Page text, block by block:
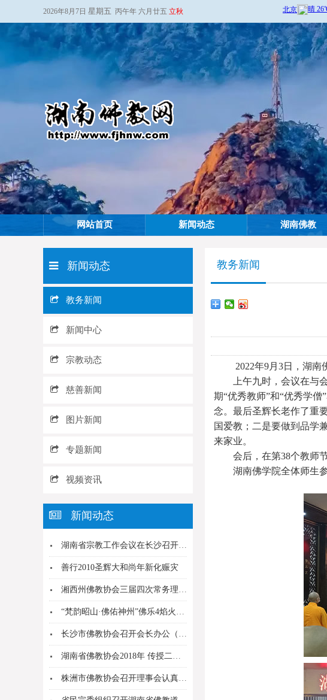
2026年8月7日 星期五 丙午年 六月廿五 立秋
网站首页 新闻动态 湖南佛教
新闻动态
教务新闻
新闻中心
宗教动态
慈善新闻
图片新闻
专题新闻
视频资讯
新闻动态
湖南省宗教工作会议在长沙召开 张庆伟出席并讲话...
善行2010圣辉大和尚年新化赈灾
湘西州佛教协会三届四次常务理事会扩大会议在吉首...
“梵韵昭山·佛佑神州”佛乐4焰火晚会
长沙市佛教协会召开会长办公（扩大）会议
湖南省佛教协会2018年 传授二部僧三坛大戒活...
株洲市佛教协会召开理事会认真学习传达全国宗教工...
教务新闻
2022年9月3日，湖南佛
上午九时，会议在与会
期“优秀教师”和“优秀学
念。最后圣辉长老作了重
国爱教；二是要做到品学
来家业。
会后，在第38个教师节
湖南佛学院全体师生参